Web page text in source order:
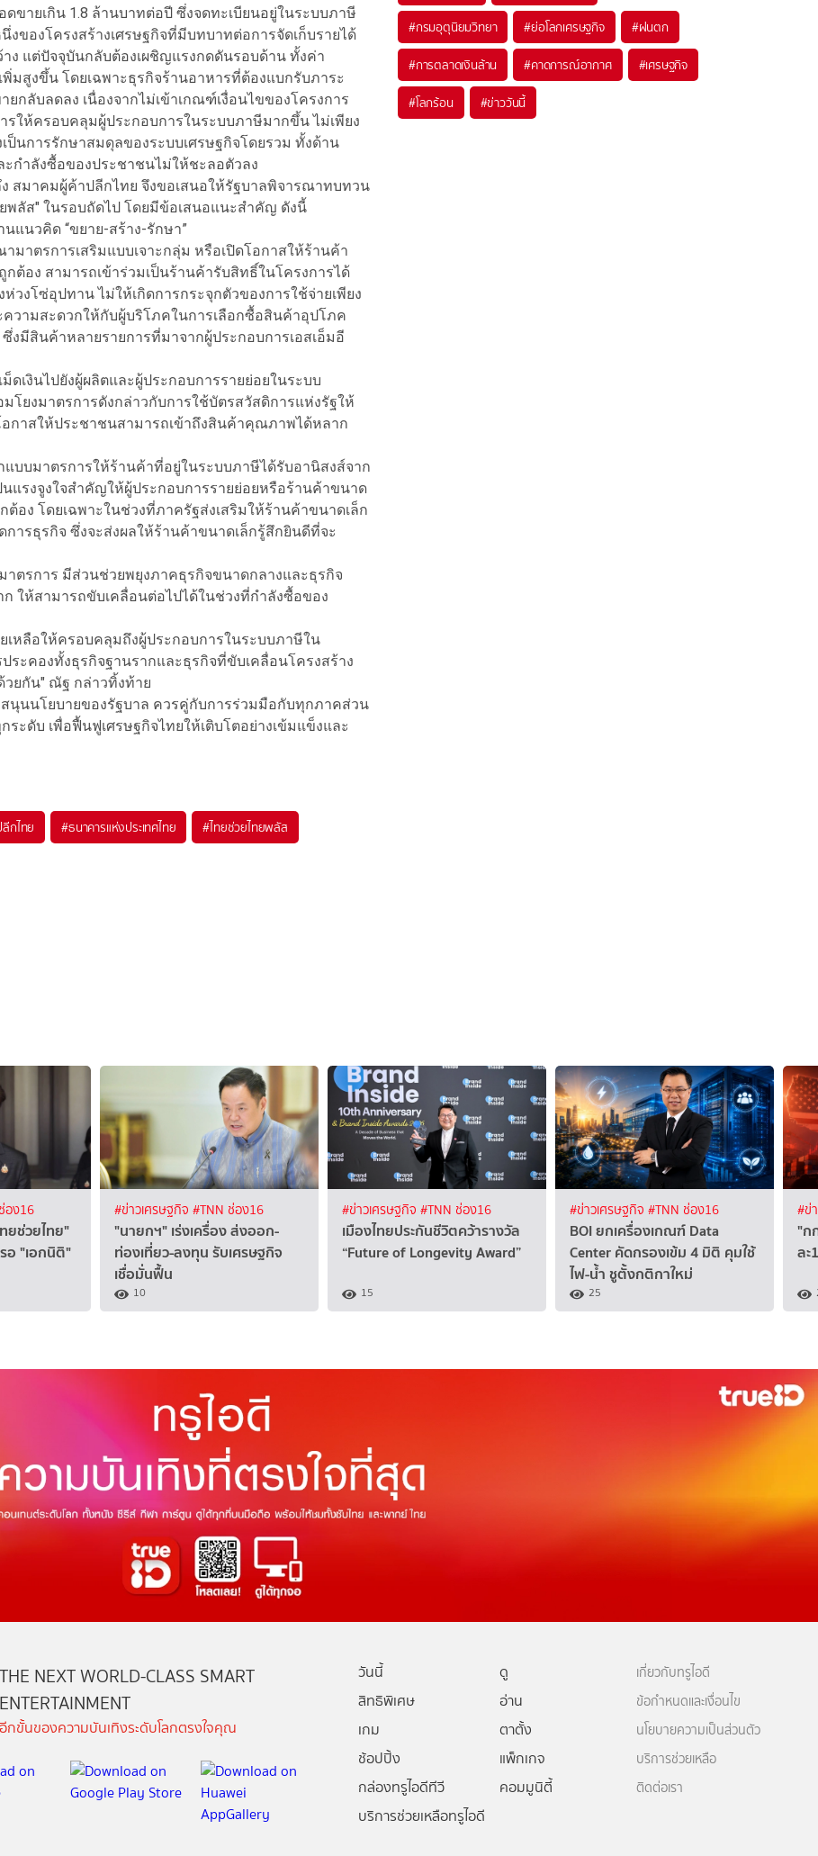
ขายเกิน 1.8 ล้านบาทต่อปี ซึ่งจดทะเบียนอยู่ในระบบภาษี
งของโครงสร้างเศรษฐกิจที่มีบทบาทต่อการจัดเก็บรายได้
ง แต่ปัจจุบันกลับต้องเผชิญแรงกดดันรอบด้าน ทั้งค่า
มสูงขึ้น โดยเฉพาะธุรกิจร้านอาหารที่ต้องแบกรับภาระ
กลับลดลง เนื่องจากไม่เข้าเกณฑ์เงื่อนไขของโครงการ
ให้ครอบคลุมผู้ประกอบการในระบบภาษีมากขึ้น ไม่เพียง
ป็นการรักษาสมดุลของระบบเศรษฐกิจโดยรวม ทั้งด้าน
กำลังซื้อของประชาชนไม่ให้ชะลอตัวลง
ง สมาคมผู้ค้าปลีกไทย จึงขอเสนอให้รัฐบาลพิจารณาทบทวน
พลัส" ในรอบถัดไป โดยมีข้อเสนอแนะสำคัญ ดังนี้
แนวคิด “ขยาย-สร้าง-รักษา”
มาตรการเสริมแบบเจาะกลุ่ม หรือเปิดโอกาสให้ร้านค้า
ต้อง สามารถเข้าร่วมเป็นร้านค้ารับสิทธิ์ในโครงการได้
วงโซ่อุปทาน ไม่ให้เกิดการกระจุกตัวของการใช้จ่ายเพียง
วามสะดวกให้กับผู้บริโภคในการเลือกซื้อสินค้าอุปโภค
งมีสินค้าหลายรายการที่มาจากผู้ประกอบการเอสเอ็มอี
ดเงินไปยังผู้ผลิตและผู้ประกอบการรายย่อยในระบบ
โยงมาตรการดังกล่าวกับการใช้บัตรสวัสดิการแห่งรัฐให้
อกาสให้ประชาชนสามารถเข้าถึงสินค้าคุณภาพได้หลาก
แบบมาตรการให้ร้านค้าที่อยู่ในระบบภาษีได้รับอานิสงส์จาก
แรงจูงใจสำคัญให้ผู้ประกอบการรายย่อยหรือร้านค้าขนาด
ต้อง โดยเฉพาะในช่วงที่ภาครัฐส่งเสริมให้ร้านค้าขนาดเล็ก
ารธุรกิจ ซึ่งจะส่งผลให้ร้านค้าขนาดเล็กรู้สึกยินดีที่จะ
ตรการ มีส่วนช่วยพยุงภาคธุรกิจขนาดกลางและธุรกิจ
ให้สามารถขับเคลื่อนต่อไปได้ในช่วงที่กำลังซื้อของ
เหลือให้ครอบคลุมถึงผู้ประกอบการในระบบภาษีใน
ระคองทั้งธุรกิจฐานรากและธุรกิจที่ขับเคลื่อนโครงสร้าง
วยกัน" ณัฐ กล่าวทิ้งท้าย
นนโยบายของรัฐบาล ควรคู่กับการร่วมมือกับทุกภาคส่วน
ะดับ เพื่อฟื้นฟูเศรษฐกิจไทยให้เติบโตอย่างเข้มแข็งและ
กไทย #ธนาคารแห่งประเทศไทย #ไทยช่วยไทยพลัส
#กรมอุตุนิยมวิทยา #ย่อโลกเศรษฐกิจ #ฝนตก
#การตลาดเงินล้าน #คาดการณ์อากาศ #เศรษฐกิจ
#โลกร้อน #ข่าววันนี้
อง16
ยช่วยไทย"
อ "เอกนิติ"
#ข่าวเศรษฐกิจ #TNN ช่อง16
"นายกฯ" เร่งเครื่อง ส่งออก-
ท่องเที่ยว-ลงทุน รับเศรษฐกิจ
เชื่อมั่นฟื้น
10
#ข่าวเศรษฐกิจ #TNN ช่อง16
เมืองไทยประกันชีวิตคว้ารางวัล
“Future of Longevity Award”
15
#ข่าวเศรษฐกิจ #TNN ช่อง16
BOI ยกเครื่องเกณฑ์ Data
Center คัดกรองเข้ม 4 มิติ คุมใช้
ไฟ-น้ำ ชูตั้งกติกาใหม่
25
#ข่
"ก
ละ
THE NEXT WORLD-CLASS SMART
ENTERTAINMENT
อีกขั้นของความบันเทิงระดับโลกตรงใจคุณ
วันนี้
ดู
สิทธิพิเศษ
อ่าน
เกม
ตาตั้ง
ช้อปปิ้ง
แพ็กเกจ
กล่องทรูไอดีทีวี
คอมมูนิตี้
บริการช่วยเหลือทรูไอดี
เกี่ยวกับทรูไอดี
ข้อกำหนดและเงื่อนไข
นโยบายความเป็นส่วนตัว
บริการช่วยเหลือ
ติดต่อเรา